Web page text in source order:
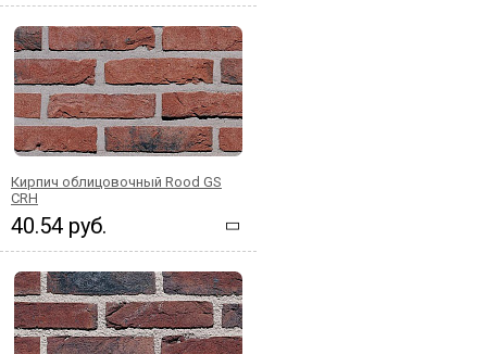
Кирпич облицовочный Rood GS
CRH
40.54 руб.